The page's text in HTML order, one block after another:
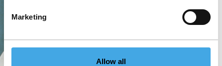
Marketing
Allow all